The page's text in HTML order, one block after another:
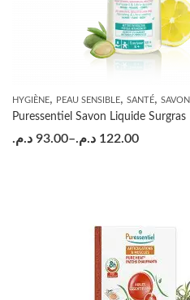
HYGIÈNE, PEAU SENSIBLE, SANTÉ, SAVON
Puressentiel Savon Liquide Surgras
93.00 د.م. – 122.00 د.م.